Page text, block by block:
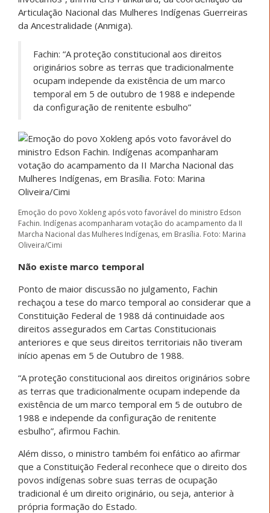
Articulação Nacional das Mulheres Indígenas Guerreiras
da Ancestralidade (Anmiga).
Fachin: “A proteção constitucional aos direitos
originários sobre as terras que tradicionalmente
ocupam independe da existência de um marco
temporal em 5 de outubro de 1988 e independe
da configuração de renitente esbulho”
Emoção do povo Xokleng após voto favorável do ministro Edson
Fachin. Indígenas acompanharam votação do acampamento da II
Marcha Nacional das Mulheres Indígenas, em Brasília. Foto: Marina
Oliveira/Cimi
Não existe marco temporal
Ponto de maior discussão no julgamento, Fachin
rechaçou a tese do marco temporal ao considerar que a
Constituição Federal de 1988 dá continuidade aos
direitos assegurados em Cartas Constitucionais
anteriores e que seus direitos territoriais não tiveram
início apenas em 5 de Outubro de 1988.
“A proteção constitucional aos direitos originários sobre
as terras que tradicionalmente ocupam independe da
existência de um marco temporal em 5 de outubro de
1988 e independe da configuração de renitente
esbulho”, afirmou Fachin.
Além disso, o ministro também foi enfático ao afirmar
que a Constituição Federal reconhece que o direito dos
povos indígenas sobre suas terras de ocupação
tradicional é um direito originário, ou seja, anterior à
própria formação do Estado.